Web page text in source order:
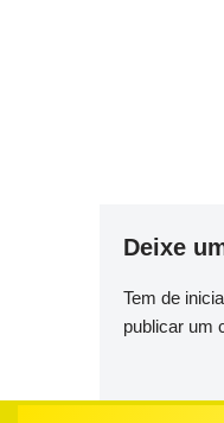
Deixe
Tem de
publicar um